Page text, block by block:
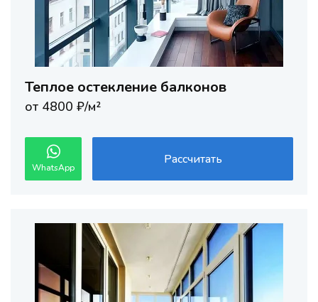
Теплое остекление балконов
от 4800 ₽/м²
WhatsApp
Рассчитать